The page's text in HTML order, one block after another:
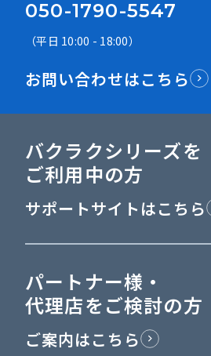
050-1790-5547
（平日 10:00 - 18:00）
お問い合わせはこちら
バクラクシリーズを
ご利用中の方
サポートサイトはこちら
パートナー様・
代理店をご検討の方
ご案内はこちら